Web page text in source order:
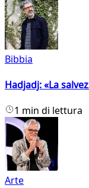
Bibbia
Hadjadj: «La
1 min di lettura
Arte